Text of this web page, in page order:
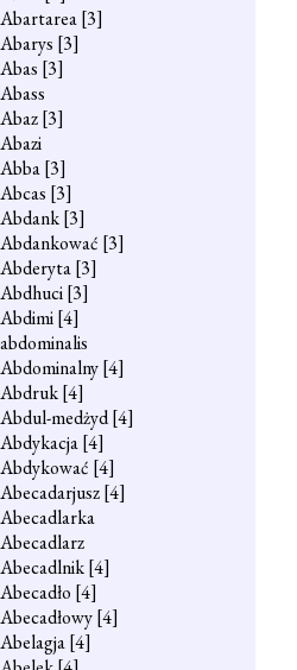
Abartarea[3]
Abarys [3]
Abas [3]
Abass
Abaz[3]
Abazi
Abba[3]
Abcas [3]
Abdank[3]
Abdankować [3]
Abderyta[3]
Abdhuci[3]
Abdimi[4]
abdominalis
Abdominalny[4]
Abdruk[4]
Abdul-medżyd[4]
Abdykacja[4]
Abdykować [4]
Abecadarjusz[4]
Abecadlarka
Abecadlarz
Abecadlnik[4]
Abecadło [4]
Abecadłowy[4]
Abelagja[4]